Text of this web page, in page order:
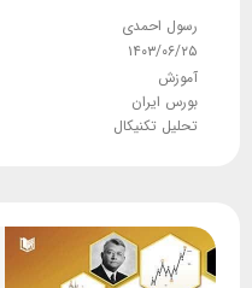
رسول احمدی
۱۴۰۳/۰۶/۲۵
آموزش
بورس ایران
تحلیل تکنیکال